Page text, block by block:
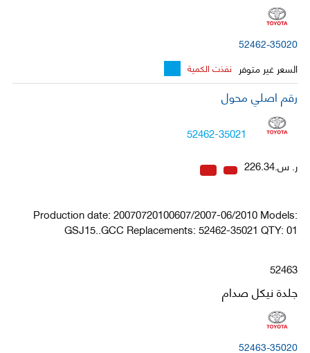
52462-35020
السعر غير متوفر نفذت الكمية
رقم اصلي محول
52462-35021
ر. س.226.34
Production date: 20070720100607/2007-06/2010 Models:
GSJ15..GCC Replacements: 52462-35021 QTY: 01
52463
جلدة نيكل صدام
52463-35020